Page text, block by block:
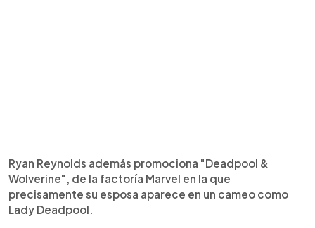
Ryan Reynolds además promociona "Deadpool &
Wolverine", de la factoría Marvel en la que
precisamente su esposa aparece en un cameo como
Lady Deadpool.